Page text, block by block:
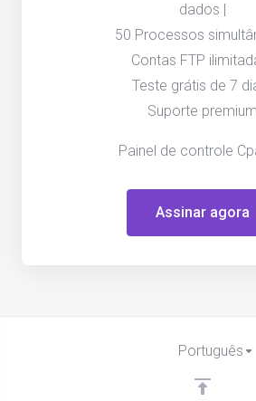
Painel de controle
dados |
50 Processos
Contas FTP
Teste grátis de 7
Suporte premium
Assinar agora
Português